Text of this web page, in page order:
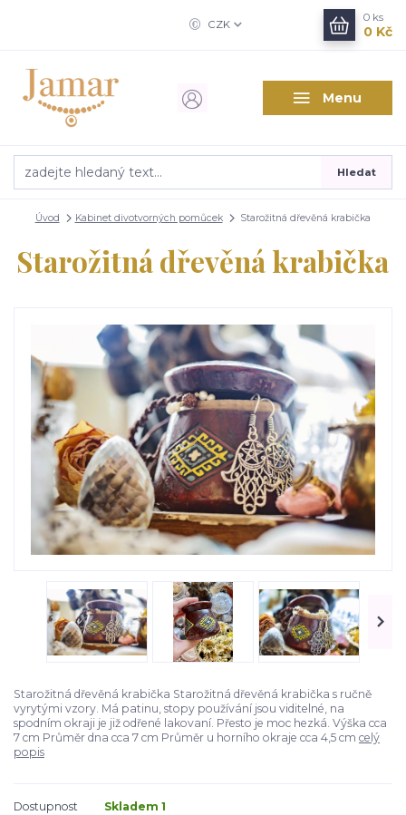
Menu
CZK
Hledat
0 ks
0 Kč
Úvod Kabinet divotvorných pomůcek Starožitná dřevěná krabička
Starožitná dřevěná krabička
Starožitná dřevěná krabička Starožitná dřevěná krabička s ručně
vyrytými vzory. Má patinu, stopy používání jsou viditelné, na
spodním okraji je již odřené lakovaní. Přesto je moc hezká. Výška cca
7 cm Průměr dna cca 7 cm Průměr u horního okraje cca 4,5 cm celý
popis
Dostupnost Skladem 1